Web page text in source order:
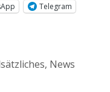
Telegram
, News